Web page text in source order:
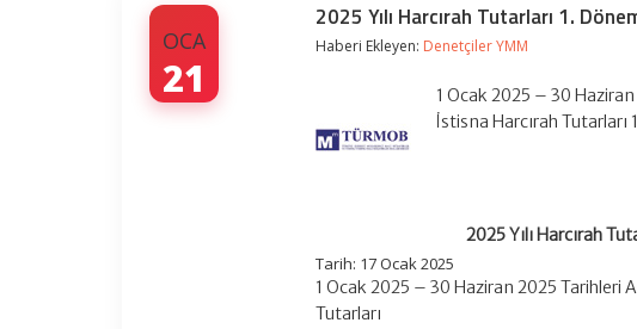
OCA
21
2025 Yılı Harcırah Tutarları 1.
Haberi Ekleyen: Denetçiler YMM
1 Ocak 2025 – 30
İstisna Harcırah
2025 Yılı Harcırah
Tarih: 17 Ocak 2025
1 Ocak 2025 – 30 Haziran 2025 Tarihleri
Tutarları